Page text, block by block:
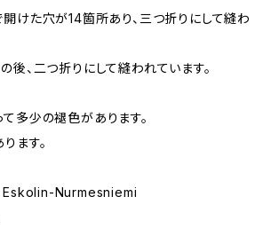
けた穴が14箇所あり、三つ折りにして縫わ
後、二つ折りにして縫われています。
多少の褪色があります。
ます。
Nurmesniemi